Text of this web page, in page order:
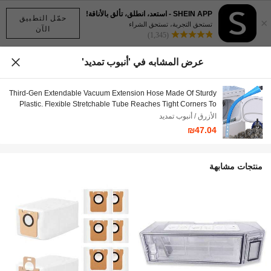
حمّل التطبيق
الآن
×
SHEIN APP - استعد، انطلق، تألق بالأناقة!
تستحق التجربة، تستحق الشراء
(1,345)
عرض المشابه في 'أنبوب تمديد'
Third-Gen Extendable Vacuum Extension Hose Made Of Sturdy
Plastic. Flexible Stretchable Tube Reaches Tight Corners To
Remove Lint & Debris, Compatible With Most Vacuums As
Household Cleaning Accessory.
الأزرق / أنبوب تمديد
₪47.04
منتجات مشابهة